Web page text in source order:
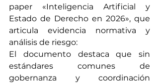
paper «Inteligencia Artificial y
Estado de Derecho en 2026», que
articula evidencia normativa y
análisis de riesgo:
El documento destaca que sin
estándares comunes de
gobernanza y coordinación